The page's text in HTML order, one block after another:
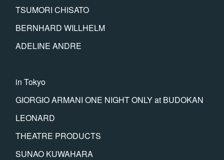
TSUMORI CHISATO
BERNHARD WILLHELM
ADELINE ANDRE
in Tokyo
GIORGIO ARMANI ONE NIGHT ONLY at BUDOKAN
LEONARD
THEATRE PRODUCTS
SUNAO KUWAHARA